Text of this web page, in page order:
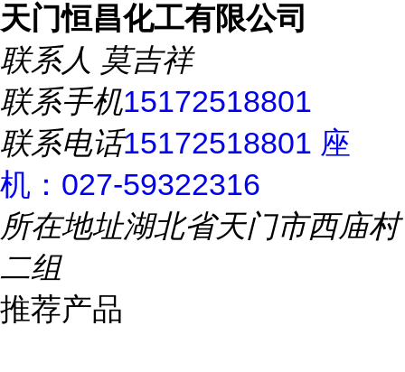
天门恒昌化工有限公司
联系人 莫吉祥
联系手机15172518801
联系电话15172518801 座
机：027-59322316
所在地址湖北省天门市西庙村
二组
推荐产品